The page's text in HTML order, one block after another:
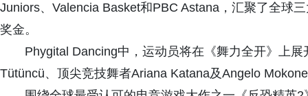
Juniors、Valencia Basket和PBC Astana，汇聚了全球
奖金。
Phygital Dancing中，运动员将在《舞力全开》上
Tütüncü、顶尖竞技舞者Ariana Katana及Angelo